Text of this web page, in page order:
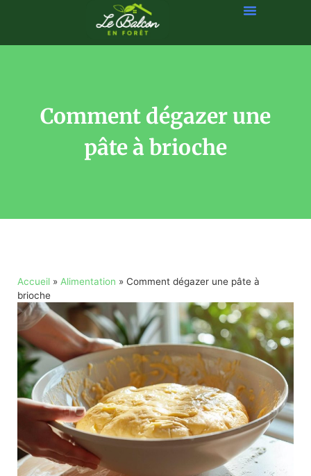
Comment dégazer une
pâte à brioche
Accueil » Alimentation » Comment dégazer une pâte à
brioche